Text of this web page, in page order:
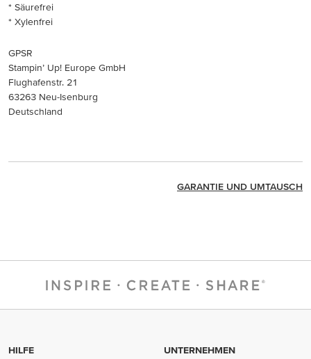
* Säurefrei
* Xylenfrei
GPSR
Stampin’ Up! Europe GmbH
Flughafenstr. 21
63263 Neu-Isenburg
Deutschland
GARANTIE UND UMTAUSCH
HILFE UNTERNEHMEN